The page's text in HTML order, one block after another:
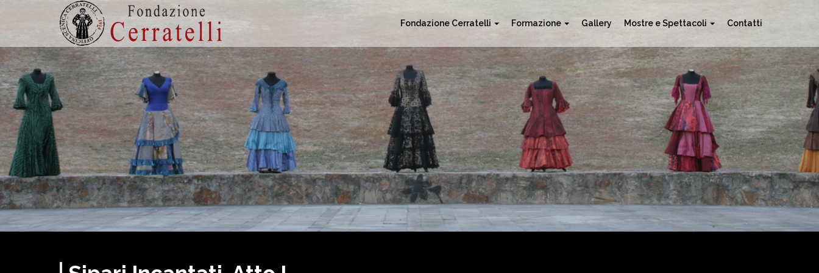
Fondazione Cerratelli Formazione Gallery Mostre e Spettacoli Contatti